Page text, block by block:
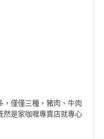
，僅僅三種，豬肉、牛肉
然是家咖喱專賣店就專心